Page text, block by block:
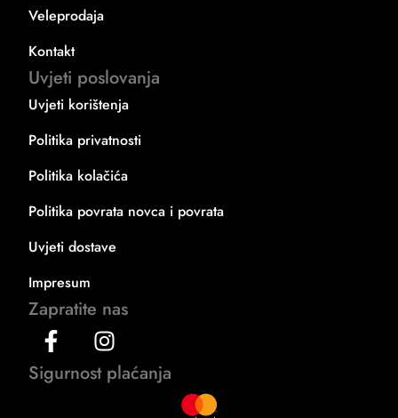
Veleprodaja
Kontakt
Uvjeti poslovanja
Uvjeti korištenja
Politika privatnosti
Politika kolačića
Politika povrata novca i povrata
Uvjeti dostave
Impresum
Zapratite nas
Sigurnost plaćanja